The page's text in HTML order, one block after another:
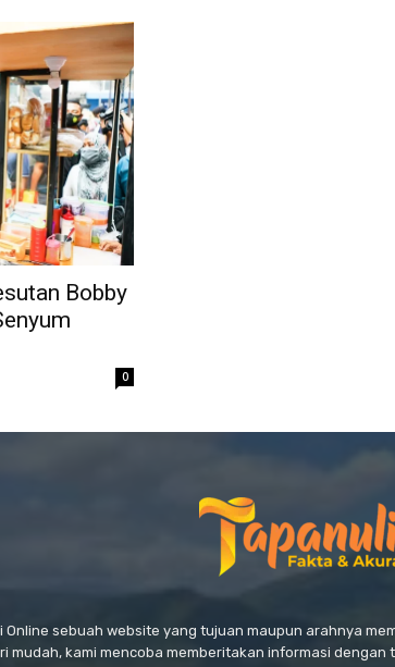
Bobby
0
Online sebuah website yang tujuan maupun arahnya
mudah, kami mencoba memberitakan informasi